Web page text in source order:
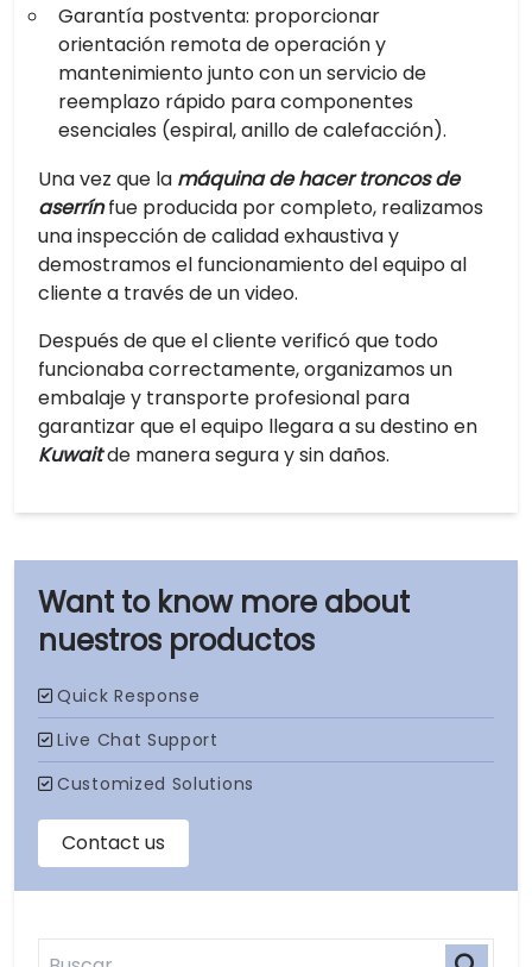
nuestros productos
Garantía postventa: proporcionar
orientación remota de operación y
mantenimiento junto con un servicio de
reemplazo rápido para componentes
esenciales (espiral, anillo de calefacción).
Una vez que la máquina de hacer troncos de
aserrínfue producida por completo, realizamos
una inspección de calidad exhaustiva y
demostramos el funcionamiento del equipo al
cliente a través de un video.
Después de que el cliente verificó que todo
funcionaba correctamente, organizamos un
embalaje y transporte profesional para
garantizar que el equipo llegara a su destino en
Kuwaitde manera segura y sin daños.